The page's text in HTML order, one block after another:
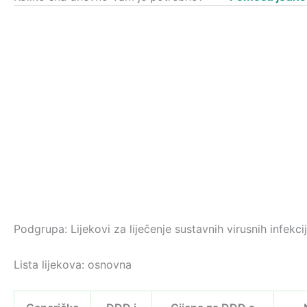
Podgrupa: Lijekovi za liječenje sustavnih virusnih
Lista lijekova: osnovna